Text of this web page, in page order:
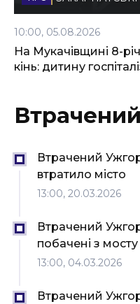
10:00, 05.08.2026
На Мукачівщині 8-
кінь: дитину
Втрачений
втратило місто
13:00, 20.03.2026
Втрачений
побачені з
13:00, 04.03.2026
Втрачений